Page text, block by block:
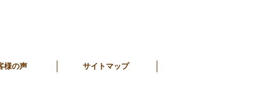
様の声 サイトマップ